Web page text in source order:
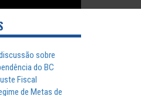
sobre
do BC
Fiscal
de Metas de